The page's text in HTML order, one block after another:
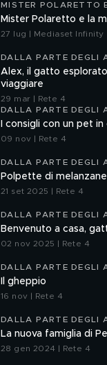
MISTER POLARETTO
Mister Polaretto e la
27 lug | Mediaset Infinity
DALLA PARTE DEGLI
Alex, il gatto
viaggiare
29 mar | Rete 4
DALLA PARTE DEGLI
I consigli con un pet in
09 nov | Rete 4
DALLA PARTE DEGLI
Polpette di
21 set 2025 | Rete 4
DALLA PARTE DEGLI
Benvenuto a casa,
02 nov 2025 | Rete 4
DALLA PARTE DEGLI
Il gheppio
16 nov | Rete 4
DALLA PARTE DEGLI
La nuova famiglia di
28 gen 2024 | Rete 4